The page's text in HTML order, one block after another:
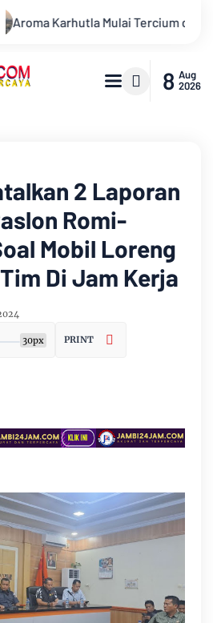
Diminta Waspada Hadapi Puncak
8 Aug
2026
2 Laporan
Romi-
Mobil Loreng
Di Jam Kerja
30px PRINT